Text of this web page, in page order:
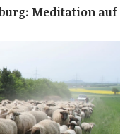
Meditation auf